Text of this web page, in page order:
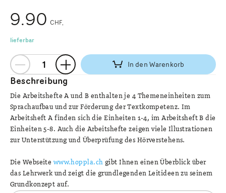
CHF
9.90
lieferbar
In den Warenkorb
Beschreibung
Die Arbeitshefte A und B enthalten je 4 Themeneinheiten zum
Sprachaufbau und zur Förderung der Textkompetenz. Im
Arbeitsheft A finden sich die Einheiten 1-4, im Arbeitsheft B die
Einheiten 5-8. Auch die Arbeitshefte zeigen viele Illustrationen
zur Unterstützung und Überprüfung des Hörverstehens.
Die Webseitewww.hoppla.ch gibt Ihnen einen Überblick über
das Lehrwerk und zeigt die grundlegenden Leitideen zu seinem
Grundkonzept auf.